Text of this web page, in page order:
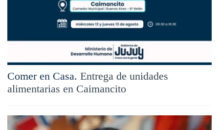
Comer en Casa. Entrega de unidades
alimentarias en Caimancito